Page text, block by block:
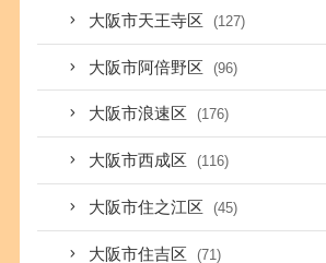
大阪市天王寺区 (127)
大阪市阿倍野区 (96)
大阪市浪速区 (176)
大阪市西成区 (116)
大阪市住之江区 (45)
大阪市住吉区 (71)